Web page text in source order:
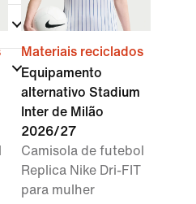
Materiais reciclados
Equipamento
alternativo Stadium
Inter de Milão
2026/27
Camisola de futebol
Replica Nike Dri-FIT
para mulher